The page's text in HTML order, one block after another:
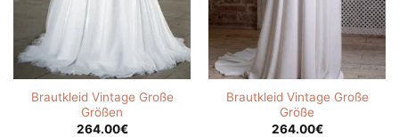
Brautkleid Vintage Große
Größen
264.00€
Brautkleid Vintage Große
Größe
264.00€